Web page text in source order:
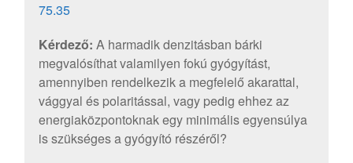
75.35
Kérdező: A harmadik denzitásban bárki
megvalósíthat valamilyen fokú gyógyítást,
amennyiben rendelkezik a megfelelő akarattal,
vággyal és polaritással, vagy pedig ehhez az
energiaközpontoknak egy minimális egyensúlya
is szükséges a gyógyító részéről?